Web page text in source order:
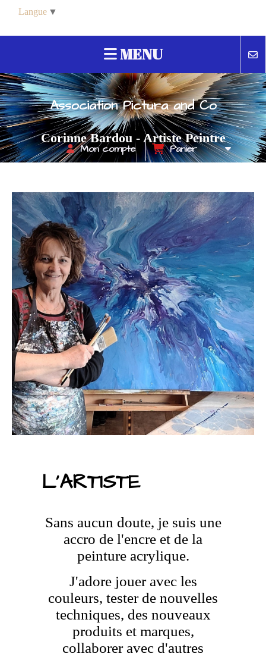
Association Pictura and Co
Corinne Bardou - Artiste Peintre
Mon compte Panier
MENU
L'ARTISTE
Sans aucun doute, je suis une
accro de l'encre et de la
peinture acrylique.
J'adore jouer avec les
couleurs, tester de nouvelles
techniques, des nouveaux
produits et marques,
collaborer avec d'autres
Langue ▼